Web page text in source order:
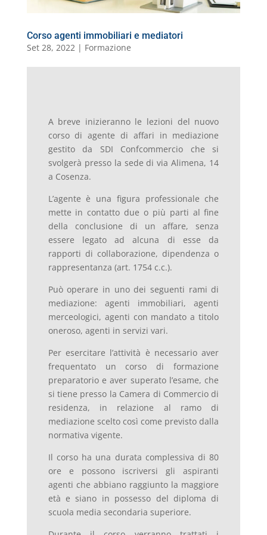
Corso agenti immobiliari e mediatori
Set 28, 2022 | Formazione
A breve inizieranno le lezioni del nuovo
corso di agente di affari in mediazione
gestito da SDI Confcommercio che si
svolgerà presso la sede di via Alimena, 14
a Cosenza.
L’agente è una figura professionale che
mette in contatto due o più parti al fine
della conclusione di un affare, senza
essere legato ad alcuna di esse da
rapporti di collaborazione, dipendenza o
rappresentanza (art. 1754 c.c.).
Può operare in uno dei seguenti rami di
mediazione: agenti immobiliari, agenti
merceologici, agenti con mandato a titolo
oneroso, agenti in servizi vari.
Per esercitare l’attività è necessario aver
frequentato un corso di formazione
preparatorio e aver superato l’esame, che
si tiene presso la Camera di Commercio di
residenza, in relazione al ramo di
mediazione scelto così come previsto dalla
normativa vigente.
Il corso ha una durata complessiva di 80
ore e possono iscriversi gli aspiranti
agenti che abbiano raggiunto la maggiore
età e siano in possesso del diploma di
scuola media secondaria superiore.